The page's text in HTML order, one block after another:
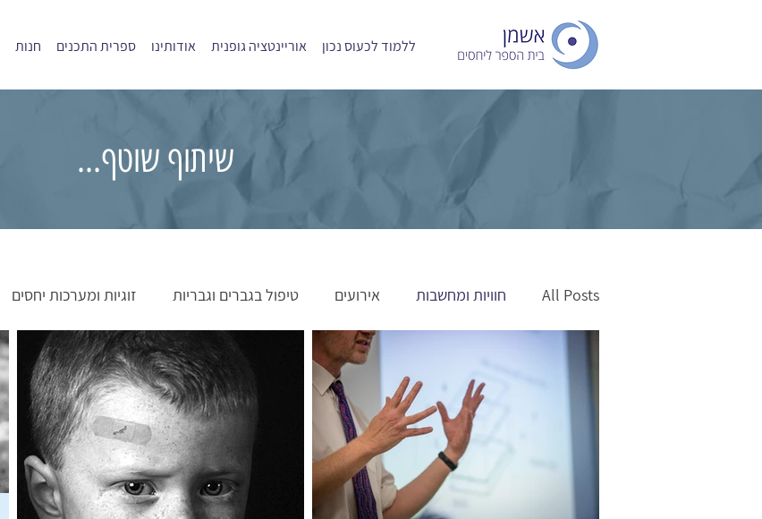
ללמוד לכעוס נכון אוריינטציה גופנית אודותינו ספרית התכנים חנות
שיתוף שוטף...
All Posts חוויות ומחשבות אירועים טיפול בגברים וגבריות זוגיות ומערכות יחסים
וידאו הורות ואבהות